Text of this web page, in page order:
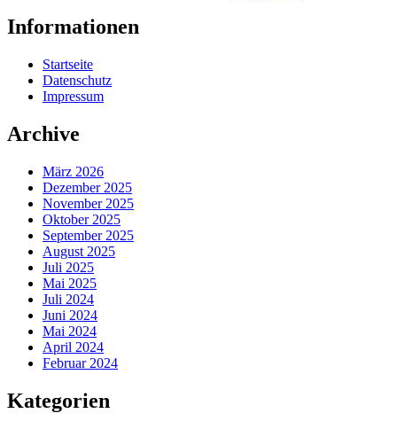
Informationen
Startseite
Datenschutz
Impressum
Archive
März 2026
Dezember 2025
November 2025
Oktober 2025
September 2025
August 2025
Juli 2025
Mai 2025
Juli 2024
Juni 2024
Mai 2024
April 2024
Februar 2024
Kategorien